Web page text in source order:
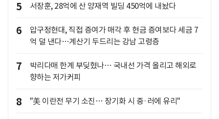
5 서장훈, 28억에 산 양재역 빌딩 450억에 내놨다
6
압구정현대, 직접 증여가 매각 후 현금 증여보다 세금 7
억 덜 낸다…계산기 두드리는 강남 고령층
7
박리다매 한계 부딪혔나… 국내선 가격 올리고 해외로
향하는 저가커피
8 "美 이란전 무기 소진… 장기화 시 중·러에 유리"